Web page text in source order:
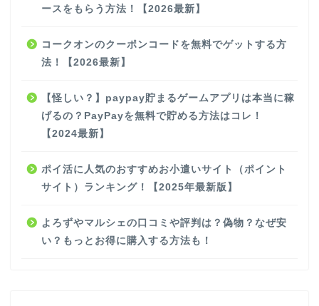
ースをもらう方法！【2026最新】
コークオンのクーポンコードを無料でゲットする方
法！【2026最新】
【怪しい？】paypay貯まるゲームアプリは本当に稼
げるの？PayPayを無料で貯める方法はコレ！
【2024最新】
ポイ活に人気のおすすめお小遣いサイト（ポイント
サイト）ランキング！【2025年最新版】
よろずやマルシェの口コミや評判は？偽物？なぜ安
い？もっとお得に購入する方法も！